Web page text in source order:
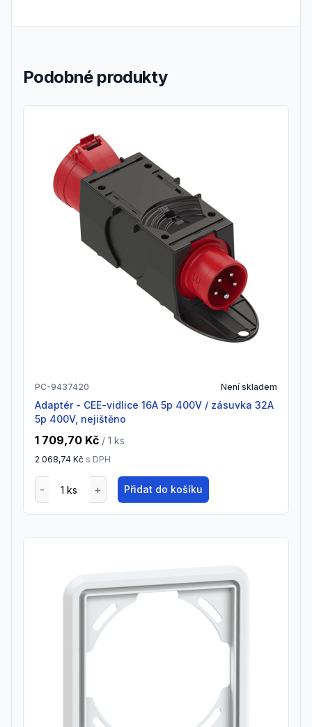
Podobné produkty
PC-9437420 Není skladem
adaptér - CEE-vidlice 16A 5p 400V / zásuvka 32A
5p 400V, nejištěno
1 709,70 Kč / 1 ks
2 068,74 Kč s DPH
Přidat do košíku